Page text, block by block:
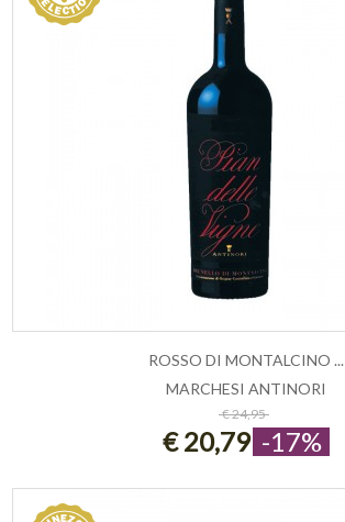
ESAURITO
ROSSO DI MONTALCINO ...
MARCHESI ANTINORI
€ 24,95
€ 20,79 -17%